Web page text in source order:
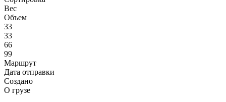
Вес
Объем
33
33
66
99
Маршрут
Дата отправки
Создано
О грузе